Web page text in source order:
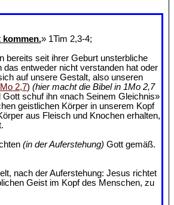
kommen.» 1Tim 2,3-4;
bereits seit ihrer Geburt unsterbliche
entweder nicht verstanden hat oder
auf unsere Gestalt, also unseren
2,7) (hier macht die Bibel in 1Mo 2,7
Gott schuf ihn «nach Seinem Gleichnis»
geistlichen Körper in unserem Kopf
aus Fleisch und Knochen erhalten,
(in der Auferstehung) Gott gemäß.
nach der Auferstehung: Jesus richtet
Geist im Kopf des Menschen, zu